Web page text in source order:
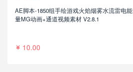
AE脚本-1850组手绘游戏火焰烟雾水流雷电能
量MG动画+通道视频素材 V2.8.1
10.00